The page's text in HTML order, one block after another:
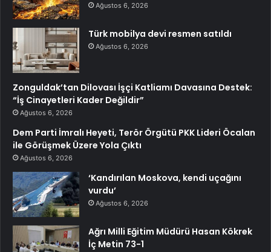
Ağustos 6, 2026
Türk mobilya devi resmen satıldı
Ağustos 6, 2026
Zonguldak’tan Dilovası İşçi Katliamı Davasına Destek:
“İş Cinayetleri Kader Değildir”
Ağustos 6, 2026
Dem Parti İmralı Heyeti, Terör Örgütü PKK Lideri Öcalan
ile Görüşmek Üzere Yola Çıktı
Ağustos 6, 2026
‘Kandırılan Moskova, kendi uçağını
vurdu’
Ağustos 6, 2026
Ağrı Milli Eğitim Müdürü Hasan Kökrek
İç Metin 73-1